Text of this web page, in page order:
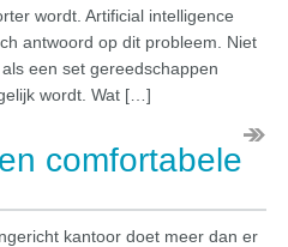
wordt. Artificial intelligence
antwoord op dit probleem. Niet
een set gereedschappen
wordt. Wat […]
comfortabele
kantoor doet meer dan er